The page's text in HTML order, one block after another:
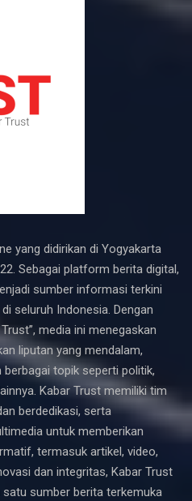
yang didirikan di Yogyakarta
Sebagai platform berita digital,
sumber informasi terkini
seluruh Indonesia. Dengan
media ini menegaskan
liputan yang mendalam,
topik seperti politik,
Kabar Trust memiliki tim
berdedikasi, serta
untuk memberikan
termasuk artikel, video,
dan integritas, Kabar Trust
sumber berita terkemuka